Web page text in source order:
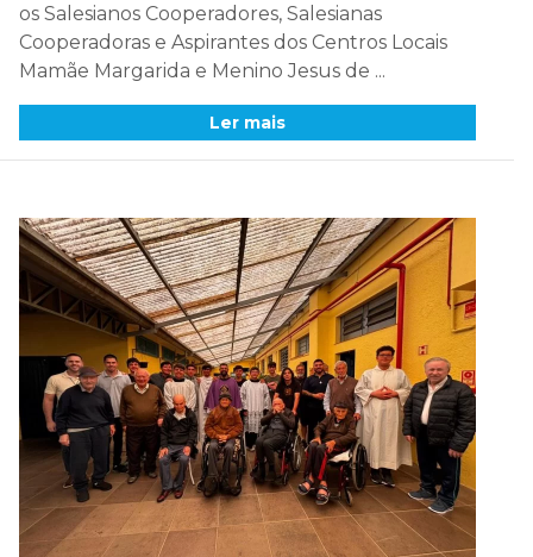
os Salesianos Cooperadores, Salesianas
Cooperadoras e Aspirantes dos Centros Locais
Mamãe Margarida e Menino Jesus de ...
Ler mais